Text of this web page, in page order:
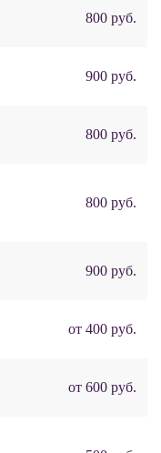
800 руб.
900 руб.
800 руб.
800 руб.
900 руб.
от 400 руб.
от 600 руб.